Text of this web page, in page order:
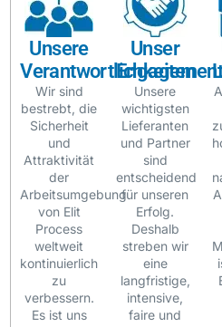
Unsere
Verantwortlichkeiten
Wir sind
bestrebt, die
Sicherheit
und
Attraktivität
der
Arbeitsumgebung
von Elit
Process
weltweit
kontinuierlich
zu
verbessern.
Es ist uns
Unser
Unsere
wichtigsten
Lieferanten
und Partner
sind
entscheidend
für unseren
Erfolg.
Deshalb
streben wir
eine
langfristige,
intensive,
faire und